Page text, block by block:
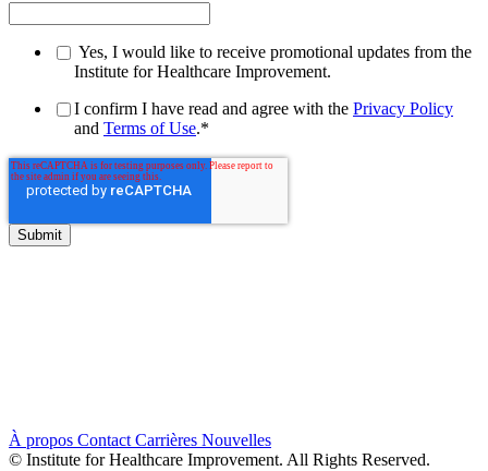
Yes, I would like to receive promotional updates from the
Institute for Healthcare Improvement.
I confirm I have read and agree with the Privacy Policy
and Terms of Use.*
À propos Contact Carrières Nouvelles
© Institute for Healthcare Improvement. All Rights Reserved.